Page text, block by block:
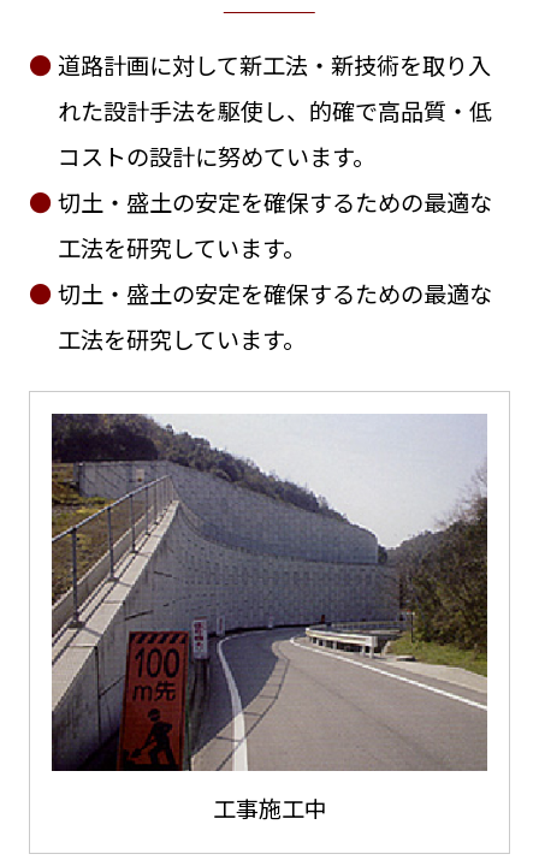
道路計画に対して新工法・新技術を取り入
れた設計手法を駆使し、的確で高品質・低
コストの設計に努めています。
切土・盛土の安定を確保するための最適な
工法を研究しています。
切土・盛土の安定を確保するための最適な
工法を研究しています。
工事施工中